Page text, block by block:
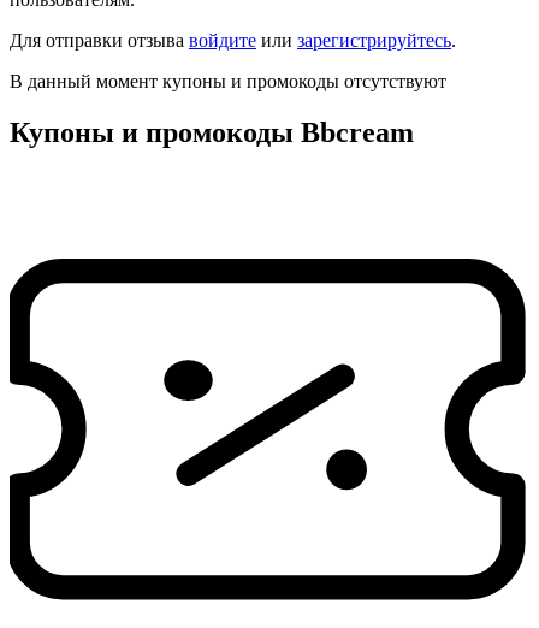
Для отправки отзыва войдите или зарегистрируйтесь.
В данный момент купоны и промокоды отсутствуют
Купоны и промокоды Bbcream